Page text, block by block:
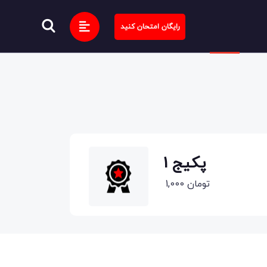
رایگان امتحان کنید
پکیج 1
1,000 تومان